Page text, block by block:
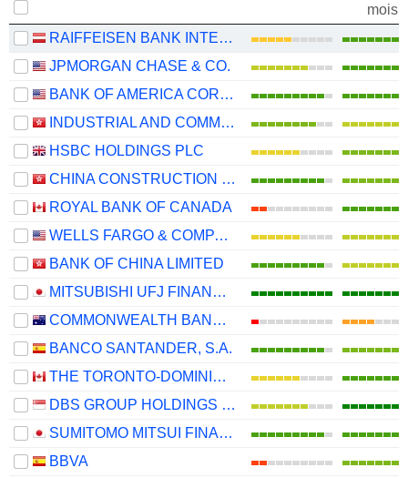
mois
RAIFFEISEN BANK INTERNATIONAL AG
JPMORGAN CHASE & CO.
BANK OF AMERICA CORPORATION
INDUSTRIAL AND COMMERCIAL BANK OF CHINA LIMITED
HSBC HOLDINGS PLC
CHINA CONSTRUCTION BANK CORPORATION
ROYAL BANK OF CANADA
WELLS FARGO & COMPANY
BANK OF CHINA LIMITED
MITSUBISHI UFJ FINANCIAL GROUP, INC.
COMMONWEALTH BANK OF AUSTRALIA
BANCO SANTANDER, S.A.
THE TORONTO-DOMINION BANK
DBS GROUP HOLDINGS LTD
SUMITOMO MITSUI FINANCIAL GROUP, INC.
BBVA